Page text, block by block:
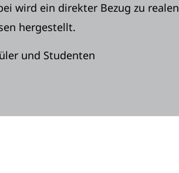
wird ein direkter Bezug zu realen
hergestellt.
und Studenten